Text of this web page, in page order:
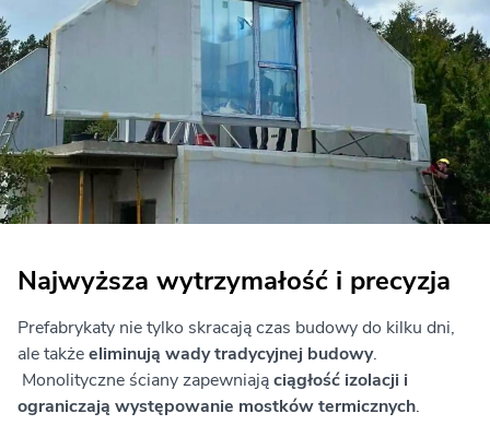
Najwyższa wytrzymałość i precyzja
Prefabrykaty nie tylko skracają czas budowy do kilku dni,
ale takżeeliminują wady tradycyjnej budowy.
Monolityczne ściany zapewniająciągłość izolacji i
ograniczają występowanie mostków termicznych.